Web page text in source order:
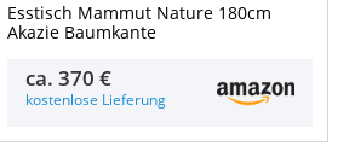
Esstisch Mammut Nature 180cm
Akazie Baumkante
ca.370 €
kostenlose Lieferung